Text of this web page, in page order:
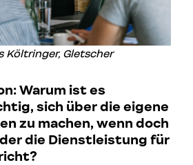
Költringer, Gletscher
Warum ist es
sich über die eigene
zu machen, wenn doch
die Dienstleistung für